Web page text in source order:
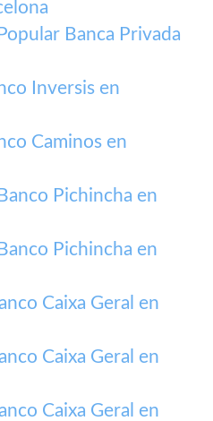
Banca Privada
Inversis en
Caminos en
Pichincha en
Pichincha en
Caixa Geral en
Caixa Geral en
Caixa Geral en